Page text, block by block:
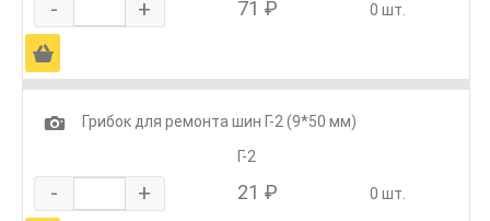
- + 71 ₽ 0 шт.
Ä
1
Грибок для ремонта шин Г-2 (9*50 мм)
Г-2
- + 21 ₽ 0 шт.